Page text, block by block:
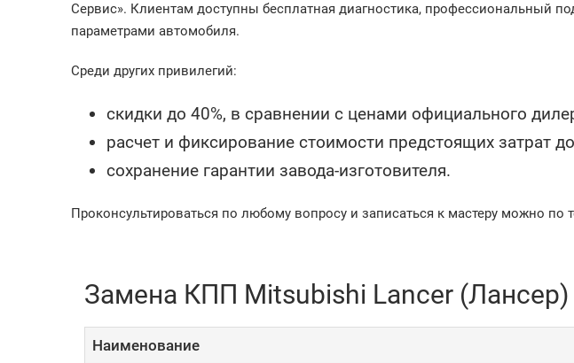
Сервис». Клиентам доступны бесплатная диагностика, профессиональный
параметрами автомобиля.
Среди других привилегий:
скидки до 40%, в сравнении с ценами официального
расчет и фиксирование стоимости предстоящих затрат
сохранение гарантии завода-изготовителя.
Проконсультироваться по любому вопросу и записаться к мастеру можно по
Замена КПП Mitsubishi Lancer (Лансер)
Наименование